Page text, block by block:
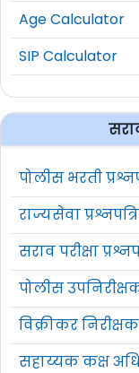
Age Calculator
SIP Calculator
पोलीस भरती
राज्यसेवा
सराव परीक्षा
पोलीस
विक्रीकर
सहाय्यक कक्ष